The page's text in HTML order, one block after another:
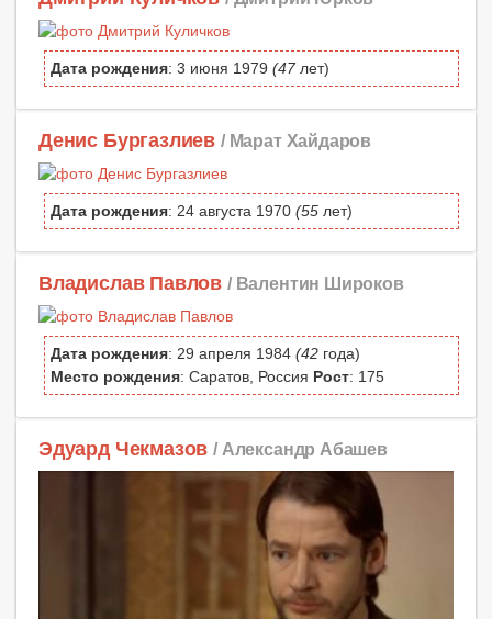
Дата рождения: 3 июня 1979 (47лет)
Денис Бургазлиев / Марат Хайдаров
Дата рождения: 24 августа 1970 (55 лет)
Владислав Павлов / Валентин Широков
Дата рождения: 29 апреля 1984 (42 года)
Место рождения: Саратов, Россия Рост: 175
Эдуард Чекмазов / Александр Абашев